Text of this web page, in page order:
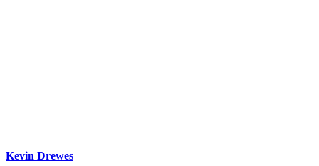
Kevin Drewes